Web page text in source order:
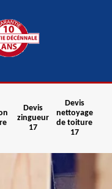
Devis
zingueur
17
Devis
nettoyage
de toiture
17